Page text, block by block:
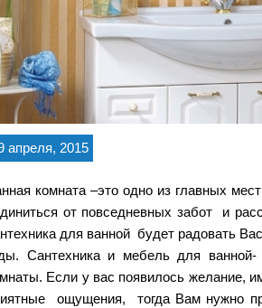
апреля, 2015
комната –это одно из главных
от повседневных забот и
для ванной будет радовать
Сантехника и мебель для
Если у вас появилось желание,
ощущения, тогда Вам нужно